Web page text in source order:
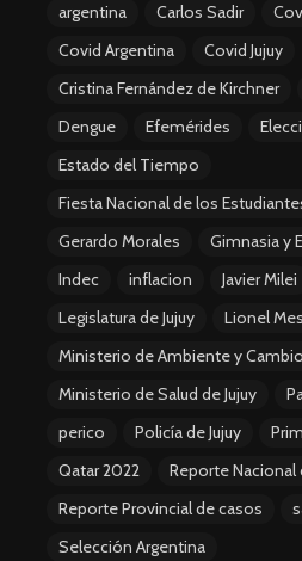
argentina
Carlos Sadir
Covid Argentina
Covid Jujuy
Cristina Fernández de Kirchner
Dengue
Efemérides
Estado del Tiempo
Fiesta Nacional de los
Gerardo Morales
Gimnasia y
Indec
inflacion Javier Milei
Legislatura de Jujuy
Lionel
Ministerio de Ambiente y
Ministerio de Salud de Jujuy
perico
Policía de Jujuy
Qatar 2022
Reporte Nacional
Reporte Provincial de casos
Selección Argentina